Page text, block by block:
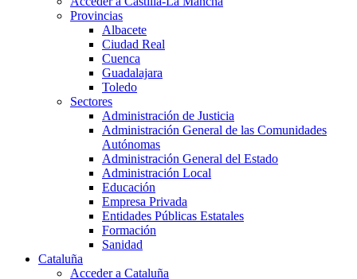
Provincias
Albacete
Ciudad Real
Cuenca
Guadalajara
Toledo
Sectores
Administración de Justicia
Administración General de las Comunidades
Autónomas
Administración General del Estado
Administración Local
Educación
Empresa Privada
Entidades Públicas Estatales
Formación
Sanidad
Cataluña
Acceder a Cataluña